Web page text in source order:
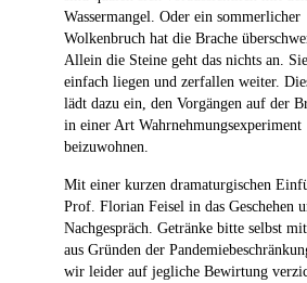
Wassermangel. Oder ein sommerlicher
Wolkenbruch hat die Brache
Allein die Steine geht das nichts an.
einfach liegen und zerfallen weiter.
lädt dazu ein, den Vorgängen auf der
in einer Art Wahrnehmungsexperiment
beizuwohnen.
Mit einer kurzen dramaturgischen
Prof. Florian Feisel in das Geschehen
Nachgespräch. Getränke bitte selbst
aus Gründen der
wir leider auf jegliche Bewirtung